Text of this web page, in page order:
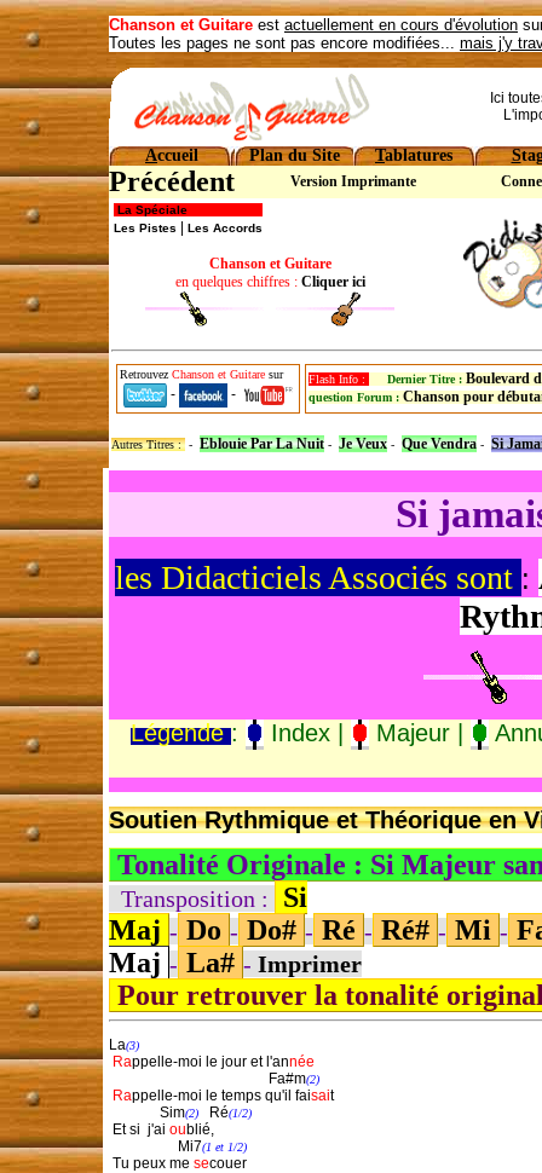
Chanson et Guitare est actuellement en cours d'évolution
Toutes les pages ne sont pas encore modifiées... mais j'y
Ici
Accueil Plan du Site Tablatures S
Précédent Version Imprimante
La Spéciale
Les Pistes
Les Accords
Chanson et Guitare
en quelques chiffres : Cliquer ici
Retrouvez Chanson et Guitare sur
- -
Flash Info : Dernier Titre : Boulevard
question Forum : Chanson pour
Autres Titres : - Eblouie Par La Nuit - Je Veux - Que Vendra - Si
Si
les Didacticiels Associés sont :
Légende: Index | Majeur |
Soutien Rythmique et Théorique en
Tonalité Originale : Si Majeur
Transposition :
Si
Maj - Do - Do# - Ré - Ré# - Mi -
Maj - La# - Imprimer
Pour retrouver la tonalité
La(3)
Rappelle-moi le jour et l'année
                                            Fa#m
(2)
Rappelle-moi le temps qu'il faisait
              Sim
(2)
   Ré
(1/2)
Et si  j'ai oublié,
                   Mi7
(1 et 1/2)
Tu peux me secouer